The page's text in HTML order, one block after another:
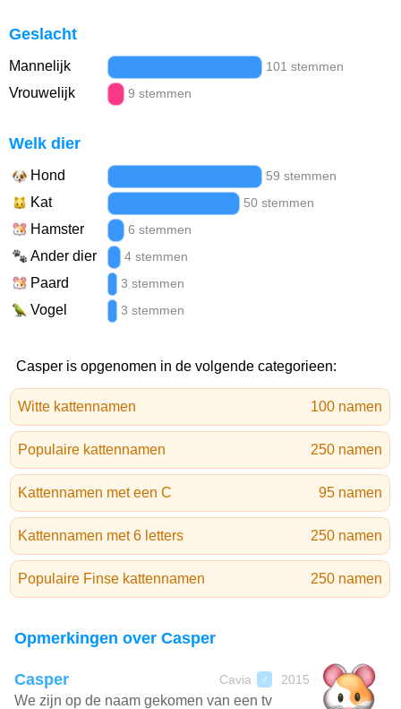
Geslacht
Mannelijk 101 stemmen
Vrouwelijk 9 stemmen
Welk dier
Hond 59 stemmen
Kat 50 stemmen
Hamster 6 stemmen
Ander dier 4 stemmen
Paard 3 stemmen
Vogel 3 stemmen
Casper is opgenomen in de volgende categorieen:
Witte kattennamen 100 namen
Populaire kattennamen 250 namen
Kattennamen met een C 95 namen
Kattennamen met 6 letters 250 namen
Populaire Finse kattennamen 250 namen
Opmerkingen over Casper
Casper Cavia ♂ 2015
We zijn op de naam gekomen van een tv